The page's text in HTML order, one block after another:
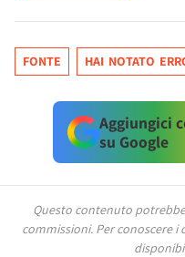
FONTE HAI NOTATO
Aggiungici
su Google
Questo contenuto
commissioni. Per conoscere i